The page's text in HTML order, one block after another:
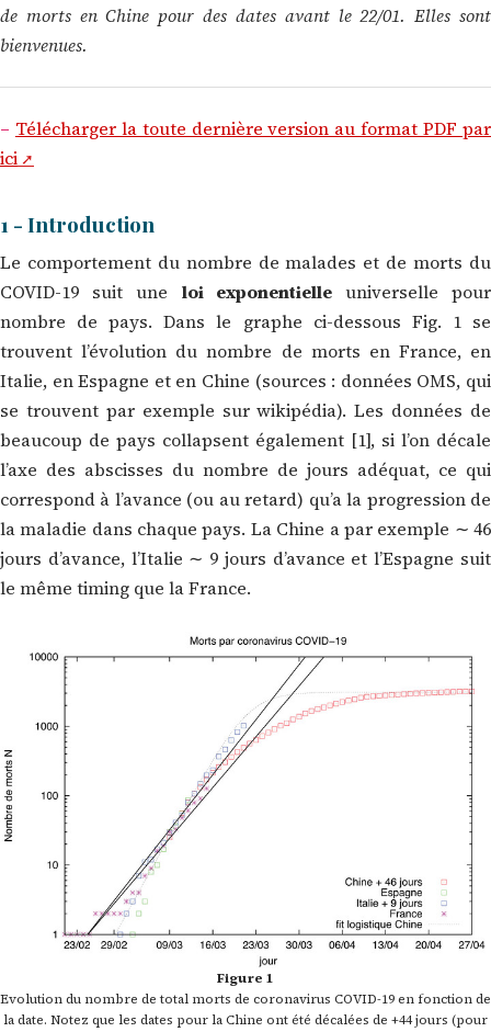
de morts en Chine pour des dates avant le 22/01. Elles sont
bienvenues.
– Télécharger la toute dernière version au format PDF par
ici
1 - Introduction
Le comportement du nombre de malades et de morts du
COVID-19 suit une loi exponentielleuniverselle pour
nombre de pays. Dans le graphe ci-dessous Fig. 1 se
trouvent l’évolution du nombre de morts en France, en
Italie, en Espagne et en Chine (sources : données OMS, qui
se trouvent par exemple sur wikipédia). Les données de
beaucoup de pays collapsent également [1], si l’on décale
l’axe des abscisses du nombre de jours adéquat, ce qui
correspond à l’avance (ou au retard) qu’a la progression de
la maladie dans chaque pays. La Chine a par exemple ∼ 46
jours d’avance, l’Italie ∼ 9 jours d’avance et l’Espagne suit
le même timing que la France.
Figure 1
Evolution du nombre de total morts de coronavirus COVID-19 en fonction de
la date. Notez que les dates pour la Chine ont été décalées de +44 jours (pour